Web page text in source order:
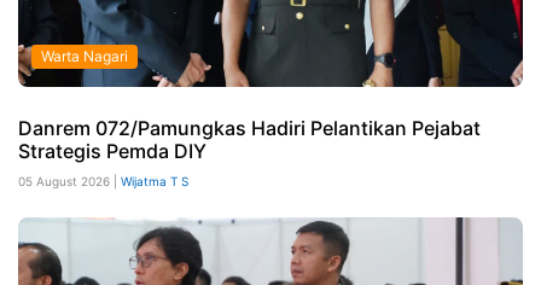
Warta Nagari
Danrem 072/Pamungkas Hadiri Pelantikan Pejabat
Strategis Pemda DIY
05 August 2026 | Wijatma T S